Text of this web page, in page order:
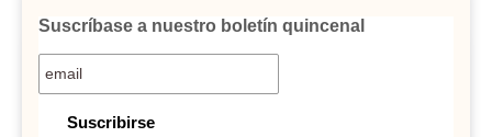
Suscríbase a nuestro boletín quincenal